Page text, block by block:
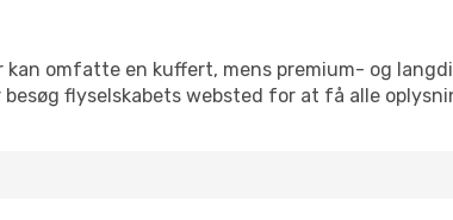
omfatte en kuffert, mens premium- og
flyselskabets websted for at få alle